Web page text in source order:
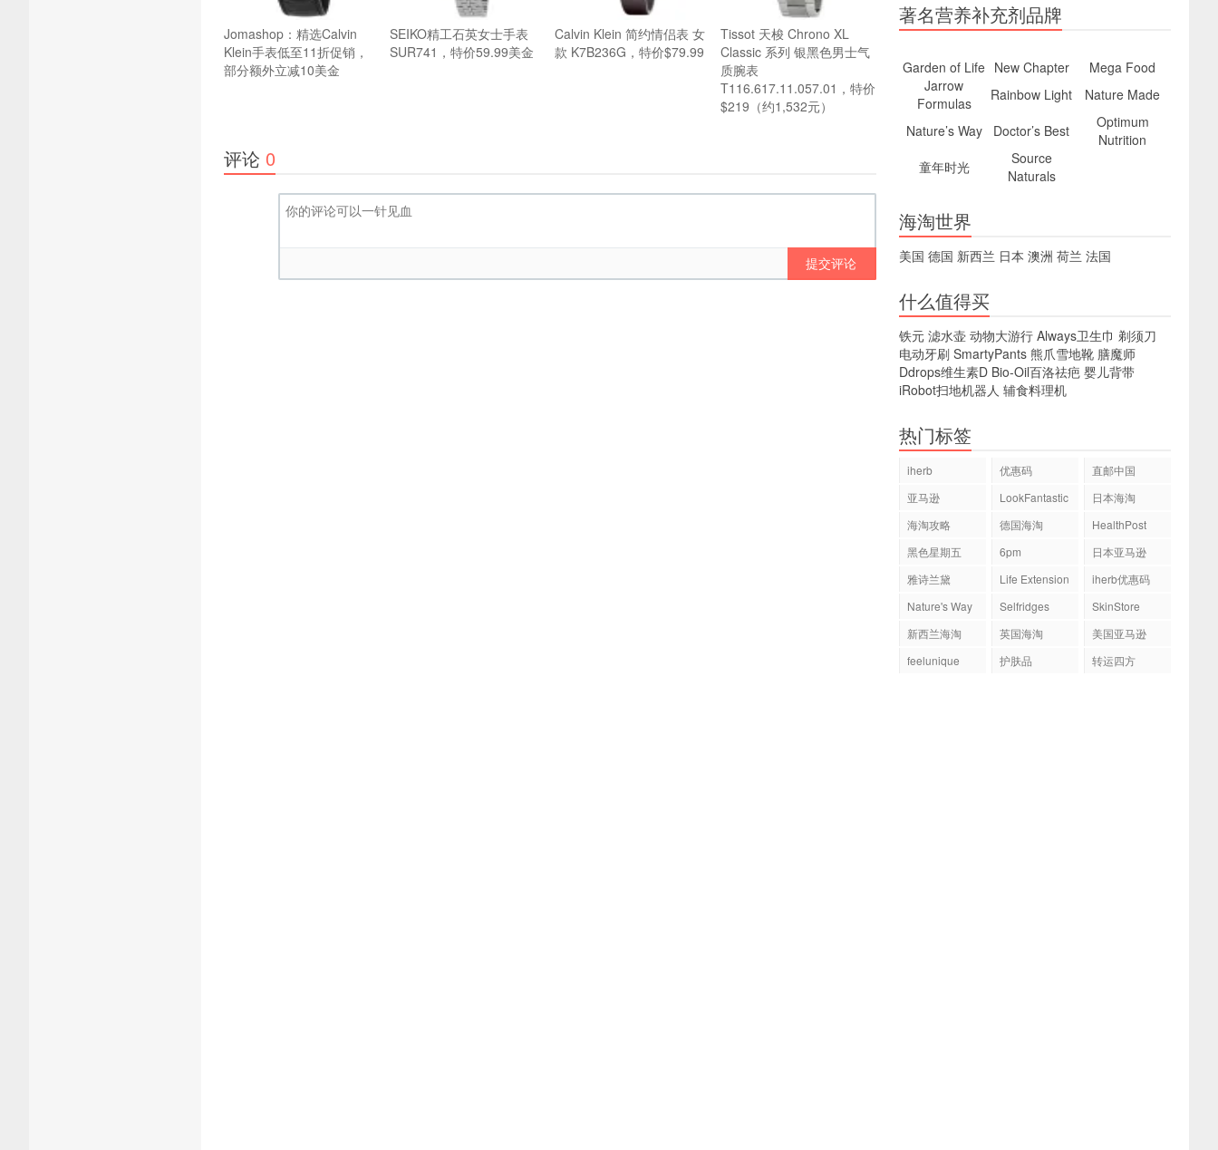
Jomashop：精选Calvin
Klein手表低至11折促销，
部分额外立减10美金
SEIKO精工石英女士手表
SUR741，特价59.99美金
Calvin Klein 简约情侣表 女
款 K7B236G，特价$79.99
Tissot 天梭 Chrono XL
Classic 系列 银黑色男士气
质腕表
T116.617.11.057.01，特价
$219（约1,532元）
评论 0
提交评论
著名营养补充剂品牌
Garden of Life New Chapter
Mega Food
Jarrow
Formulas
Rainbow Light
Nature Made
Nature’s Way
Doctor’s Best
Optimum
Nutrition
童年时光
Source
Naturals
海淘世界
美国 德国 新西兰 日本 澳洲 荷兰 法国
什么值得买
铁元 滤水壶 动物大游行 Always卫生巾 剃须刀
电动牙刷 SmartyPants 熊爪雪地靴 膳魔师
Ddrops维生素D Bio-Oil百洛祛疤 婴儿背带
iRobot扫地机器人 辅食料理机
热门标签
iherb 优惠码
直邮中国
亚马逊
LookFantastic
日本海淘
海淘攻略
德国海淘
HealthPost
黑色星期五
6pm
日本亚马逊
雅诗兰黛
Life Extension
iherb优惠码
Nature's Way
Selfridges
SkinStore
新西兰海淘
英国海淘
美国亚马逊
feelunique
护肤品 转运四方